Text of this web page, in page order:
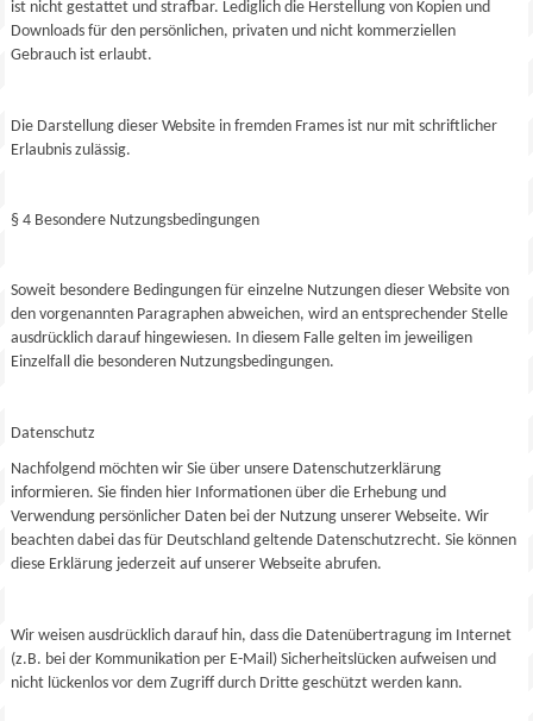
ist nicht gestattet und strafbar. Lediglich die Herstellung von Kopien und
Downloads für den persönlichen, privaten und nicht kommerziellen
Gebrauch ist erlaubt.
Die Darstellung dieser Website in fremden Frames ist nur mit schriftlicher
Erlaubnis zulässig.
§ 4 Besondere Nutzungsbedingungen
Soweit besondere Bedingungen für einzelne Nutzungen dieser Website von
den vorgenannten Paragraphen abweichen, wird an entsprechender Stelle
ausdrücklich darauf hingewiesen. In diesem Falle gelten im jeweiligen
Einzelfall die besonderen Nutzungsbedingungen.
Datenschutz
Nachfolgend möchten wir Sie über unsere Datenschutzerklärung
informieren. Sie finden hier Informationen über die Erhebung und
Verwendung persönlicher Daten bei der Nutzung unserer Webseite. Wir
beachten dabei das für Deutschland geltende Datenschutzrecht. Sie können
diese Erklärung jederzeit auf unserer Webseite abrufen.
Wir weisen ausdrücklich darauf hin, dass die Datenübertragung im Internet
(z.B. bei der Kommunikation per E-Mail) Sicherheitslücken aufweisen und
nicht lückenlos vor dem Zugriff durch Dritte geschützt werden kann.